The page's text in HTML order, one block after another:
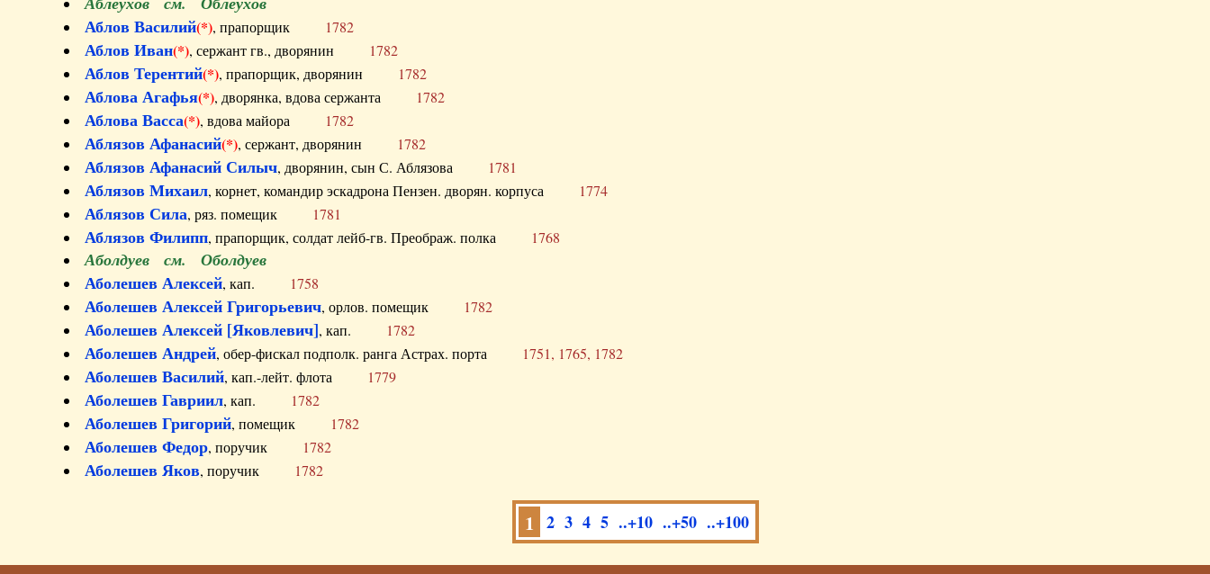
Аблов Василий(*), прапорщик 1782
Аблов Иван(*), сержант гв., дворянин 1782
Аблов Терентий(*), прапорщик, дворянин 1782
Аблова Агафья(*), дворянка, вдова сержанта 1782
Аблова Васса(*), вдова майора 1782
Аблязов Афанасий(*), сержант, дворянин 1782
Аблязов Афанасий Силыч, дворянин, сын С. Аблязова 1781
Аблязов Михаил, корнет, командир эскадрона Пензен. дворян. корпуса 1774
Аблязов Сила, ряз. помещик 1781
Аблязов Филипп, прапорщик, солдат лейб-гв. Преображ. полка 1768
Аболдуев см. Оболдуев
Аболешев Алексей, кап. 1758
Аболешев Алексей Григорьевич, орлов. помещик 1782
Аболешев Алексей [Яковлевич], кап. 1782
Аболешев Андрей, обер-фискал подполк. ранга Астрах. порта 1751, 1765, 1782
Аболешев Василий, кап.-лейт. флота 1779
Аболешев Гавриил, кап. 1782
Аболешев Григорий, помещик 1782
Аболешев Федор, поручик 1782
Аболешев Яков, поручик 1782
1 2 3 4 5 ..+10 ..+50 ..+100